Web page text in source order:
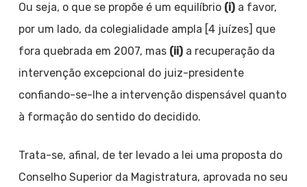
Ou seja, o que se propõe é um equilíbrio (i)a favor,
por um lado, da colegialidade ampla [4 juízes] que
fora quebrada em 2007, mas (ii)a recuperação da
intervenção excepcional do juiz-presidente
confiando-se-lhe a intervenção dispensável quanto
à formação do sentido do decidido.
Trata-se, afinal, de ter levado a lei uma proposta do
Conselho Superior da Magistratura, aprovada no seu